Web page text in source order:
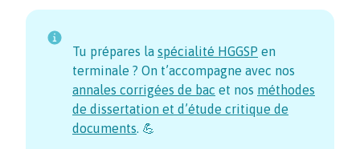
Tu prépares la spécialité HGGSP en
terminale ? On t’accompagne avec nos
annales corrigées de bac et nos méthodes
de dissertation et d’étude critique de
documents. 💪